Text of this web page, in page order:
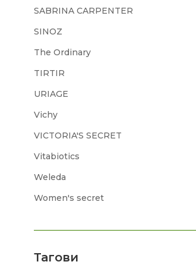
SABRINA CARPENTER
SINOZ
The Ordinary
TIRTIR
URIAGE
Vichy
VICTORIA'S SECRET
Vitabiotics
Weleda
Women's secret
Тагови